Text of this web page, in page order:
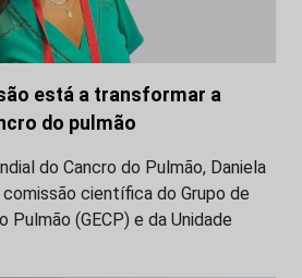
está a transformar a
do pulmão
do Cancro do Pulmão, Daniela
científica do Grupo de
Pulmão (GECP) e da Unidade